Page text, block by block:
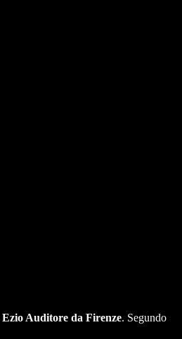
Ezio Auditore da Firenze. Segundo